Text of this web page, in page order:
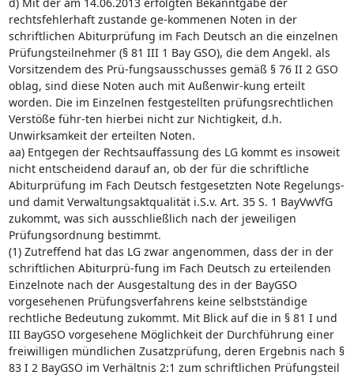
rechtsfehlerhaft zustande ge-kommenen Noten in der
schriftlichen Abiturprüfung im Fach Deutsch an die einzelnen
Prüfungsteilnehmer (§ 81 III 1 Bay GSO), die dem Angekl. als
Vorsitzendem des Prü-fungsausschusses gemäß § 76 II 2 GSO
oblag, sind diese Noten auch mit Außenwir-kung erteilt
worden. Die im Einzelnen festgestellten prüfungsrechtlichen
Verstöße führ-ten hierbei nicht zur Nichtigkeit, d.h.
Unwirksamkeit der erteilten Noten.
aa) Entgegen der Rechtsauffassung des LG kommt es insoweit
nicht entscheidend darauf an, ob der für die schriftliche
Abiturprüfung im Fach Deutsch festgesetzten Note Regelungs-
und damit Verwaltungsaktqualität i.S.v. Art. 35 S. 1 BayVwVfG
zukommt, was sich ausschließlich nach der jeweiligen
Prüfungsordnung bestimmt.
(1) Zutreffend hat das LG zwar angenommen, dass der in der
schriftlichen Abiturprü-fung im Fach Deutsch zu erteilenden
Einzelnote nach der Ausgestaltung des in der BayGSO
vorgesehenen Prüfungsverfahrens keine selbstständige
rechtliche Bedeutung zukommt. Mit Blick auf die in § 81 I und
III BayGSO vorgesehene Möglichkeit der Durchführung einer
freiwilligen mündlichen Zusatzprüfung, deren Ergebnis nach §
83 I 2 BayGSO im Verhältnis 2:1 zum schriftlichen Prüfungsteil